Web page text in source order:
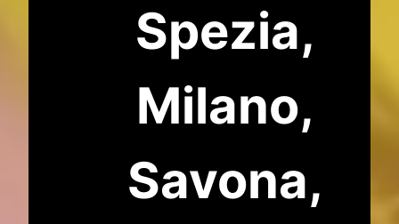
Spezia,
Milano,
Savona,